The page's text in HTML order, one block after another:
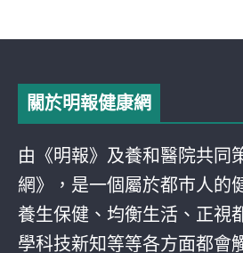
關於明報健康網
由《明報》及養和醫院共同
網》，是一個屬於都巿人的
養生保健、均衡生活、正視
學科技新知等等各方面都會